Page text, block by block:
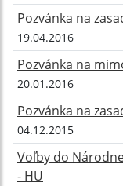
Pozvánka na
19.04.2016
Pozvánka na
20.01.2016
Pozvánka na
04.12.2015
Voľby do
- HU